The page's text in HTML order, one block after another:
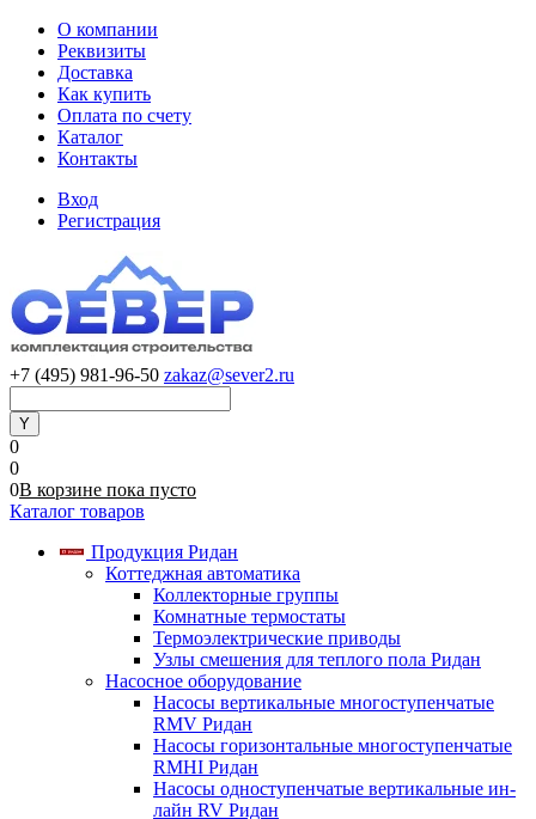
О компании
Реквизиты
Доставка
Как купить
Оплата по счету
Каталог
Контакты
Вход
Регистрация
+7 (495) 981-96-50 zakaz@sever2.ru
0
0
0В корзине пока пусто
Каталог товаров
Продукция Ридан
Коттеджная автоматика
Коллекторные группы
Комнатные термостаты
Термоэлектрические приводы
Узлы смешения для теплого пола Ридан
Насосное оборудование
Насосы вертикальные многоступенчатые
RMV Ридан
Насосы горизонтальные многоступенчатые
RMHI Ридан
Насосы одноступенчатые вертикальные ин-
лайн RV Ридан